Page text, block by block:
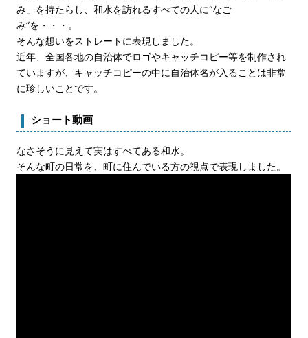
み」を持たらし、和水を訪れるすべての人に“なご
み”を・・・。
そんな想いをストレートに表現しました。
近年、全国各地の自治体でロゴやキャッチコピー等を制作され
ていますが、キャッチコピーの中に自治体名が入ることは非常
に珍しいことです。
ショート動画
なさそうに見えて実はすべてある和水。
そんな町の日常を、町に住んでいる方の視点で表現しました。